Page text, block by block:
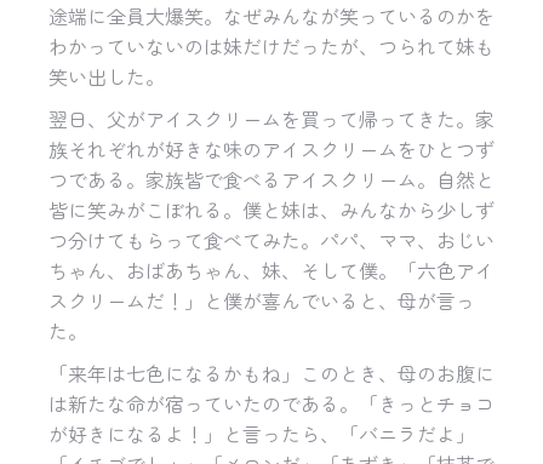
途端に全員大爆笑。なぜみんなが笑っているのかを
わかっていないのは妹だけだったが、つられて妹も
笑い出した。
翌日、父がアイスクリームを買って帰ってきた。家
族それぞれが好きな味のアイスクリームをひとつず
つである。家族皆で食べるアイスクリーム。自然と
皆に笑みがこぼれる。僕と妹は、みんなから少しず
つ分けてもらって食べてみた。パパ、ママ、おじい
ちゃん、おばあちゃん、妹、そして僕。「六色アイ
スクリームだ！」と僕が喜んでいると、母が言っ
た。
「来年は七色になるかもね」このとき、母のお腹に
は新たな命が宿っていたのである。「きっとチョコ
が好きになるよ！」と言ったら、「バニラだよ」